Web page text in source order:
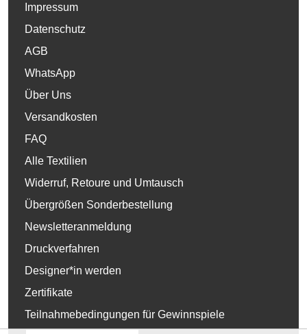
Impressum
Datenschutz
AGB
WhatsApp
Über Uns
Versandkosten
FAQ
Alle Textilien
Widerruf, Retoure und Umtausch
Übergrößen Sonderbestellung
Newsletteranmeldung
Druckverfahren
Designer*in werden
Zertifikate
Teilnahmebedingungen für Gewinnspiele